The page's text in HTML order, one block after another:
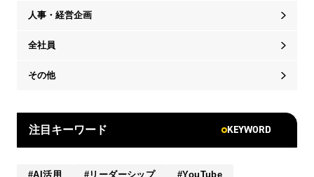
人事・経営企画
全社員
その他
注目キーワード KEYWORD
AI活用 リーダーシップ
YouTube